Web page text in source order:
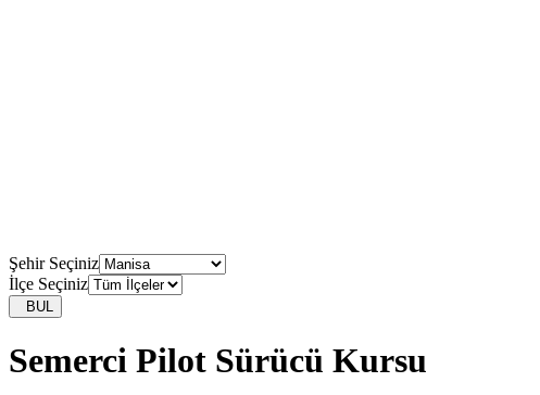
Şehir Seçiniz
İlçe Seçiniz
BUL
Semerci Pilot Sürücü Kursu